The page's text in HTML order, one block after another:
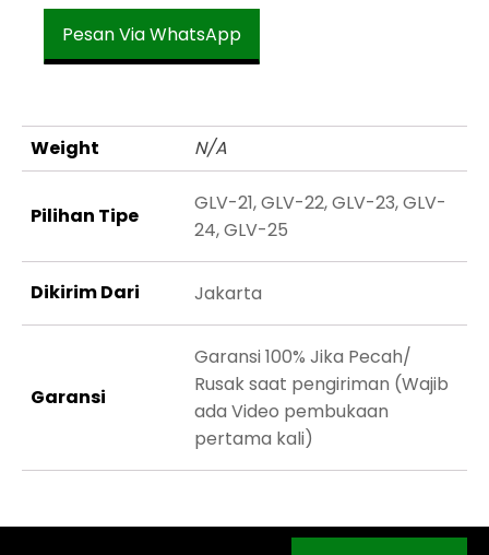
Pesan Via WhatsApp
Weight N/A
Pilihan Tipe
GLV-21, GLV-22, GLV-23, GLV-
24, GLV-25
Dikirim Dari Jakarta
Garansi
Garansi 100% Jika Pecah/
Rusak saat pengiriman (Wajib
ada Video pembukaan
pertama kali)